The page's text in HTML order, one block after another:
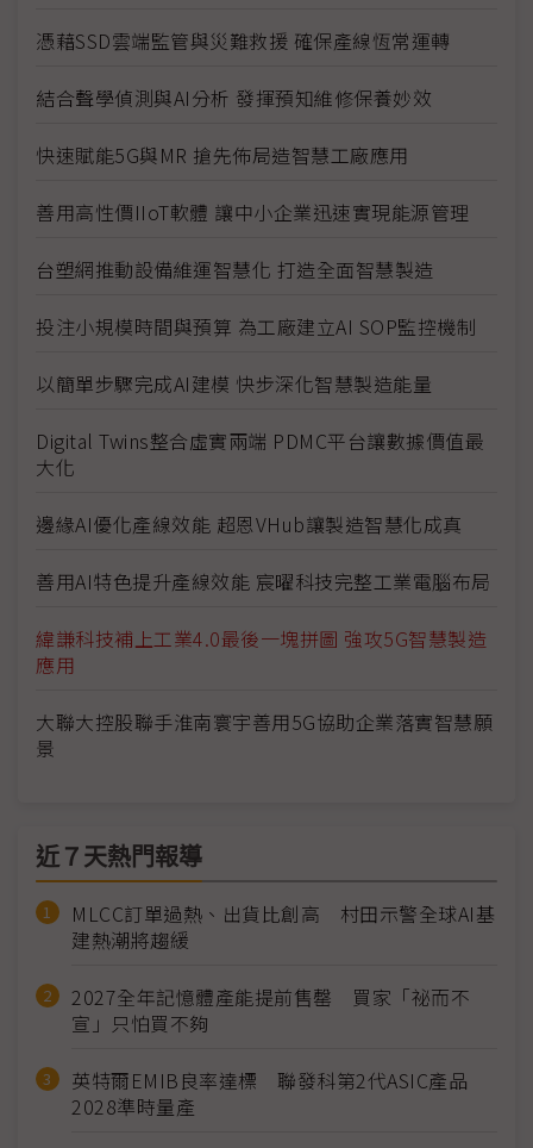
憑藉SSD雲端監管與災難救援 確保產線恆常運轉
結合聲學偵測與AI分析 發揮預知維修保養妙效
快速賦能5G與MR 搶先佈局造智慧工廠應用
善用高性價IIoT軟體 讓中小企業迅速實現能源管理
台塑網推動設備維運智慧化 打造全面智慧製造
投注小規模時間與預算 為工廠建立AI SOP監控機制
以簡單步驟完成AI建模 快步深化智慧製造能量
Digital Twins整合虛實兩端 PDMC平台讓數據價值最
大化
邊緣AI優化產線效能 超恩VHub讓製造智慧化成真
善用AI特色提升產線效能 宸曜科技完整工業電腦布局
緯謙科技補上工業4.0最後一塊拼圖 強攻5G智慧製造
應用
大聯大控股聯手淮南寰宇善用5G協助企業落實智慧願
景
近７天熱門報導
MLCC訂單過熱、出貨比創高 村田示警全球AI基
建熱潮將趨緩
2027全年記憶體產能提前售罄 買家「祕而不
宣」只怕買不夠
英特爾EMIB良率達標 聯發科第2代ASIC產品
2028準時量產